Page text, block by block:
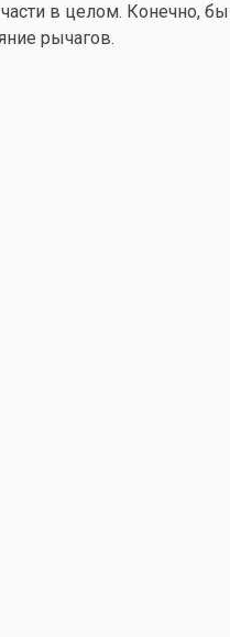
в целом. Конечно,
рычагов.